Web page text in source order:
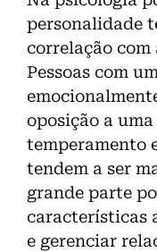
personalidade
correlação
Pessoas com
oposição a
temperamento
tendem a ser
grande parte
características
e gerenciar